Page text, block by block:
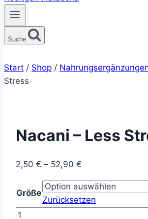
Suche
Start / Shop /
Stress
Nacani – Less
2,50 € – 52,90 €
bis
52,90 €
Größe
Zurücksetzen
Nacani